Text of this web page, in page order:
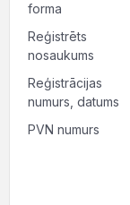
forma
Reģistrēts
nosaukums
Reģistrācijas
numurs, datums
PVN numurs